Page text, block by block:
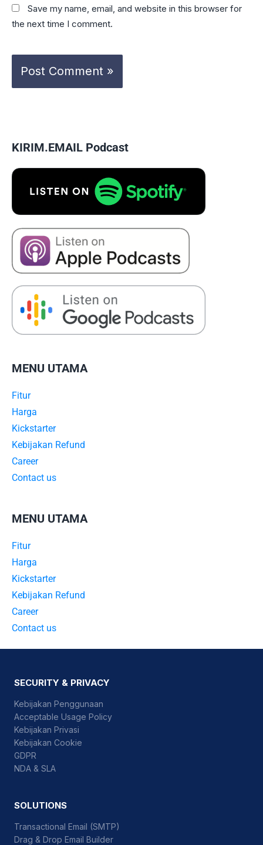
Save my name, email, and website in this browser for
the next time I comment.
KIRIM.EMAIL Podcast
MENU UTAMA
Fitur
Harga
Kickstarter
Kebijakan Refund
Career
Contact us
MENU UTAMA
Fitur
Harga
Kickstarter
Kebijakan Refund
Career
Contact us
SECURITY & PRIVACY
Kebijakan Penggunaan
Acceptable Usage Policy
Kebijakan Privasi
Kebijakan Cookie
GDPR
NDA & SLA
SOLUTIONS
Transactional Email (SMTP)
Drag & Drop Email Builder